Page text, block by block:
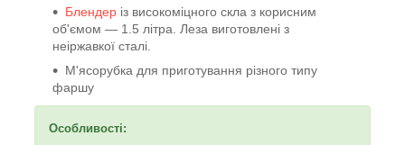
Блендер із високоміцного скла з корисним
об'ємом — 1.5 літра. Леза виготовлені з
неіржавкої сталі.
М'ясорубка для приготування різного типу
фаршу
Особливості: